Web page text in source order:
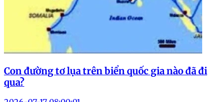
Con đường tơ lụa trên biển quốc gia nào đã đi
qua?